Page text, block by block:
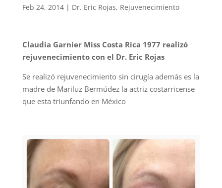
Feb 24, 2014| Dr. Eric Rojas, Rejuvenecimiento
Claudia Garnier Miss Costa Rica 1977 realizó
rejuvenecimiento con el Dr. Eric Rojas
Se realizó rejuvenecimiento sin cirugía además es la
madre de Mariluz Bermúdez la actriz costarricense
que esta triunfando en México